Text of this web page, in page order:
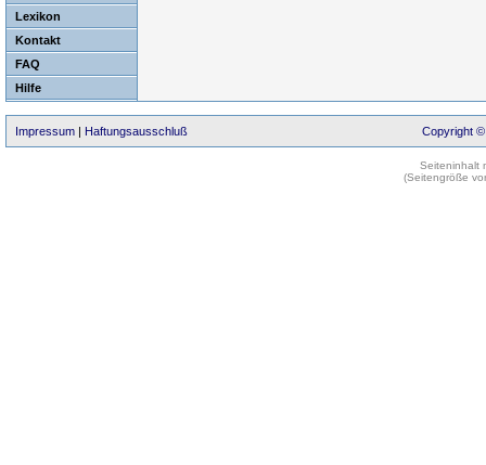
Lexikon
Kontakt
FAQ
Hilfe
Impressum | Haftungsausschluß Copyright ©
Seiteninhalt
(Seitengröße